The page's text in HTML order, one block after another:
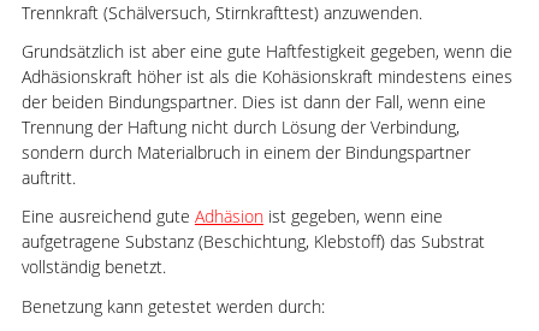
Trennkraft (Schälversuch, Stirnkrafttest) anzuwenden.
Grundsätzlich ist aber eine gute Haftfestigkeit gegeben, wenn die
Adhäsionskraft höher ist als die Kohäsionskraft mindestens eines
der beiden Bindungspartner. Dies ist dann der Fall, wenn eine
Trennung der Haftung nicht durch Lösung der Verbindung,
sondern durch Materialbruch in einem der Bindungspartner
auftritt.
Eine ausreichend gute Adhäsionist gegeben, wenn eine
aufgetragene Substanz (Beschichtung, Klebstoff) das Substrat
vollständig benetzt.
Benetzung kann getestet werden durch: